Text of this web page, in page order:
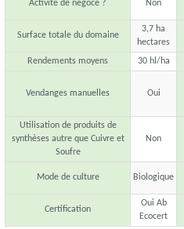
Activité de négoce ? Non
Surface totale du domaine
3,7 ha
hectares
Rendements moyens 30 hl/ha
Vendanges manuelles Oui
Utilisation de produits de
synthèses autre que Cuivre et
Soufre
Non
Mode de culture Biologique
Certification
Oui Ab
Ecocert